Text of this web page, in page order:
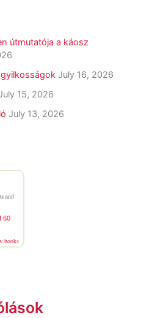
útmutatója a káosz
July 16, 2026
15, 2026
July 13, 2026
60
books